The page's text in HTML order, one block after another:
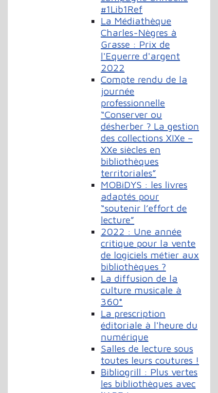
#1Lib1Ref
La Médiathèque
Charles-Nègres à
Grasse : Prix de
l'Equerre d'argent
2022
Compte rendu de la
journée
professionnelle
“Conserver ou
désherber ? La gestion
des collections XIXe –
XXe siècles en
bibliothèques
territoriales”
MOBiDYS : les livres
adaptés pour
“soutenir l’effort de
lecture”
2022 : Une année
critique pour la vente
de logiciels métier aux
bibliothèques ?
La diffusion de la
culture musicale à
360°
La prescription
éditoriale à l'heure du
numérique
Salles de lecture sous
toutes leurs coutures !
Bibliogrill : Plus vertes
les bibliothèques avec